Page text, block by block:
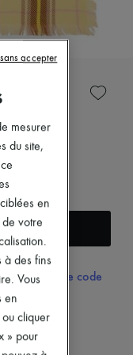
avec le code
mesurer
du site,
en
votre
à des fins
Vous
en
cliquer
» pour
accepter